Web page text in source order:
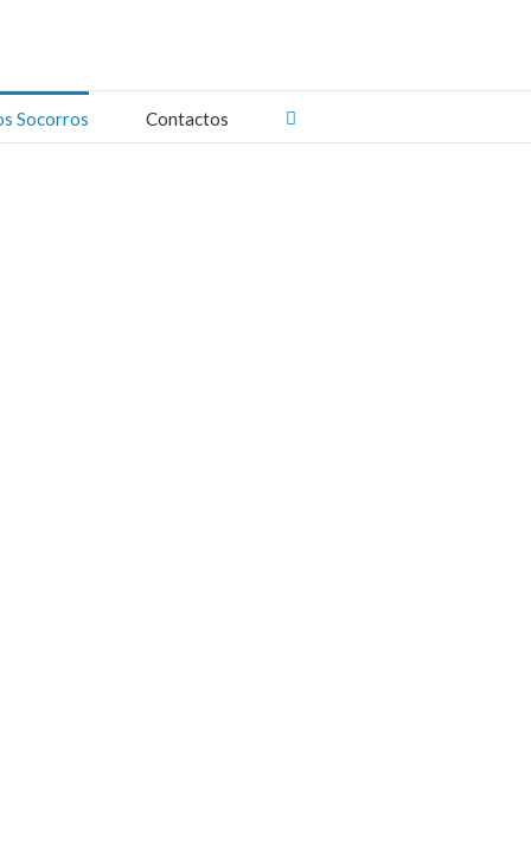
Socorros Contactos